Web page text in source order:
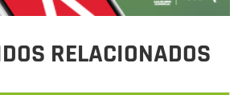
RELACIONADOS